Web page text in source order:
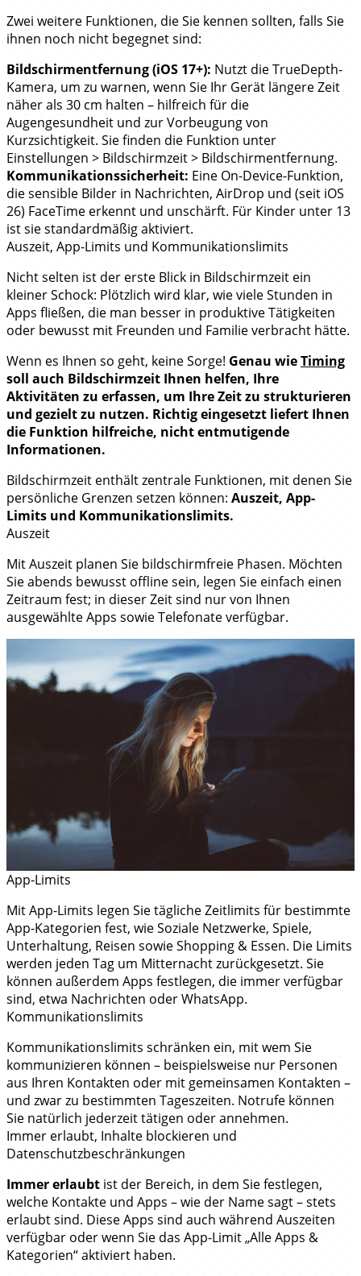
Zwei weitere Funktionen, die Sie kennen sollten, falls Sie
ihnen noch nicht begegnet sind:
Bildschirmentfernung (iOS 17+): Nutzt die TrueDepth-
Kamera, um zu warnen, wenn Sie Ihr Gerät längere Zeit
näher als 30 cm halten – hilfreich für die
Augengesundheit und zur Vorbeugung von
Kurzsichtigkeit. Sie finden die Funktion unter
Einstellungen > Bildschirmzeit > Bildschirmentfernung.
Kommunikationssicherheit: Eine On-Device-Funktion,
die sensible Bilder in Nachrichten, AirDrop und (seit iOS
26) FaceTime erkennt und unschärft. Für Kinder unter 13
ist sie standardmäßig aktiviert.
Auszeit, App-Limits und Kommunikationslimits
Nicht selten ist der erste Blick in Bildschirmzeit ein
kleiner Schock: Plötzlich wird klar, wie viele Stunden in
Apps fließen, die man besser in produktive Tätigkeiten
oder bewusst mit Freunden und Familie verbracht hätte.
Wenn es Ihnen so geht, keine Sorge! Genau wieTiming
soll auch Bildschirmzeit Ihnen helfen, Ihre
Aktivitäten zu erfassen, um Ihre Zeit zu strukturieren
und gezielt zu nutzen. Richtig eingesetzt liefert Ihnen
die Funktion hilfreiche, nicht entmutigende
Informationen.
Bildschirmzeit enthält zentrale Funktionen, mit denen Sie
persönliche Grenzen setzen können: Auszeit, App-
Limits und Kommunikationslimits.
Auszeit
Mit Auszeit planen Sie bildschirmfreie Phasen. Möchten
Sie abends bewusst offline sein, legen Sie einfach einen
Zeitraum fest; in dieser Zeit sind nur von Ihnen
ausgewählte Apps sowie Telefonate verfügbar.
App-Limits
Mit App-Limits legen Sie tägliche Zeitlimits für bestimmte
App-Kategorien fest, wie Soziale Netzwerke, Spiele,
Unterhaltung, Reisen sowie Shopping & Essen. Die Limits
werden jeden Tag um Mitternacht zurückgesetzt. Sie
können außerdem Apps festlegen, die immer verfügbar
sind, etwa Nachrichten oder WhatsApp.
Kommunikationslimits
Kommunikationslimits schränken ein, mit wem Sie
kommunizieren können – beispielsweise nur Personen
aus Ihren Kontakten oder mit gemeinsamen Kontakten –
und zwar zu bestimmten Tageszeiten. Notrufe können
Sie natürlich jederzeit tätigen oder annehmen.
Immer erlaubt, Inhalte blockieren und
Datenschutzbeschränkungen
Immer erlaubt ist der Bereich, in dem Sie festlegen,
welche Kontakte und Apps – wie der Name sagt – stets
erlaubt sind. Diese Apps sind auch während Auszeiten
verfügbar oder wenn Sie das App-Limit „Alle Apps &
Kategorien“ aktiviert haben.